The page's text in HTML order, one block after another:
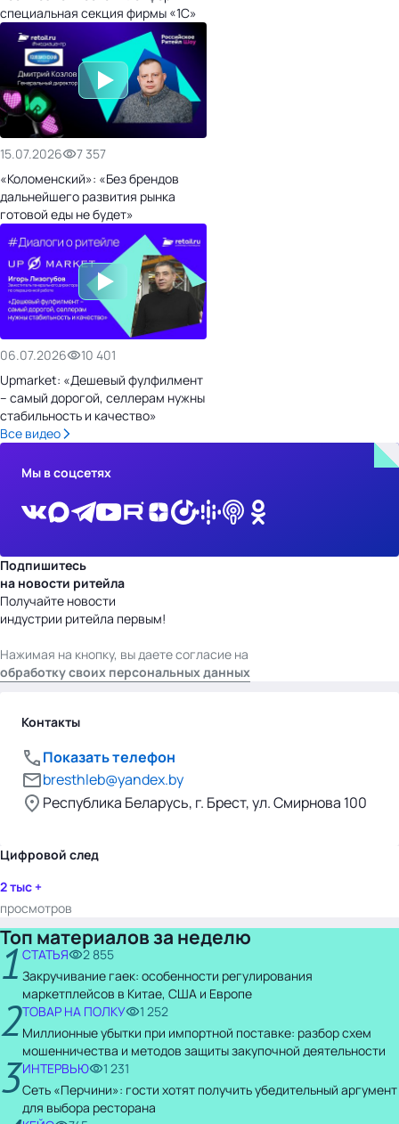
специальная секция фирмы «1С»
15.07.2026
7 357
«Коломенский»: «Без брендов
дальнейшего развития рынка
готовой еды не будет»
06.07.2026
10 401
Upmarket: «Дешевый фулфилмент
– самый дорогой, селлерам нужны
стабильность и качество»
Все видео
Мы в соцсетях
Подпишитесь
на новости ритейла
Получайте новости
индустрии ритейла первым!
Нажимая на кнопку, вы даете согласие на
обработку своих персональных данных
Контакты
Показать телефон
bresthleb@yandex.by
Республика Беларусь, г. Брест, ул. Смирнова 100
Цифровой след
2 тыс +
просмотров
Топ материалов за неделю
1 СТАТЬЯ
2 855
Закручивание гаек: особенности регулирования
маркетплейсов в Китае, США и Европе
2ТОВАР НА ПОЛКУ
1 252
Миллионные убытки при импортной поставке: разбор схем
мошенничества и методов защиты закупочной деятельности
3ИНТЕРВЬЮ
1 231
Сеть «Перчини»: гости хотят получить убедительный аргумент
для выбора ресторана